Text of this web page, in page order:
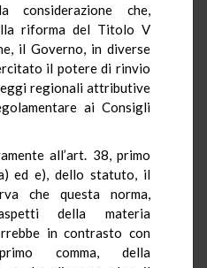
considerazione che,
riforma del Titolo V
il Governo, in diverse
il potere di rinvio
regionali attributive
ai Consigli
all’art. 38, primo
ed e), dello statuto, il
che questa norma,
della materia
in contrasto con
comma, della